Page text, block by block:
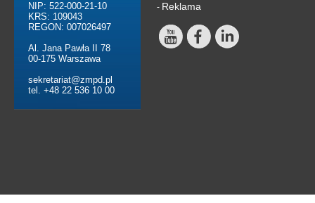
NIP: 522-000-21-10
KRS: 109043
REGON: 007026497
Al. Jana Pawła II 78
00-175 Warszawa
sekretariat@zmpd.pl
tel. +48 22 536 10 00
- Reklama